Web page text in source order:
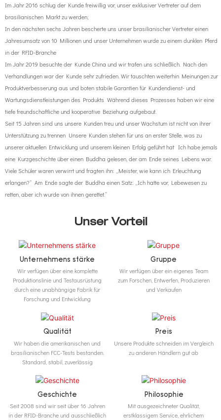
Im Jahr 2016 schlug der Kunde freiwillig vor, unser exklusiver Vertreter auf dem
brasilianischen Markt zu werden;
In den nächsten sechs Jahren bescherte uns unser brasilianischer Vertreter einen
Jahresumsatz von 10 Millionen und unser Unternehmen wurde zu einem dunklen Pferd
in der RFID-Branche
Im Jahr 2019 besuchte der Kunde China und wir trafen uns schließlich. Nach den
Verhandlungen war der Kunde sehr zufrieden. Wir tauschten weiterhin Meinungen zur
Produktverbesserung aus und boten stabile Garantien für Kundendienst- und
Wartungsdienstleistungen des Produkts Während dieses Prozesses haben wir eine
tiefe freundschaftliche und kooperative Beziehung aufgebaut.
Seit 15 Jahren sind uns unsere Kunden treu und unser Wachstum ist nicht von ihrer
Unterstützung zu trennen Unsere Kunden stehen für uns an erster Stelle, was zu
unserer aktuellen Entwicklung und unserem kleinen Erfolg geführt hat Ich habe jemals
eine Kurzgeschichte über einen Buddha gelesen, der am Ende seines Lebens war.
Viele Schüler waren verwirrt und fragten ihn: „Meister, wie kann ich Erleuchtung
erlangen?“ Am Ende sagte der Buddha einen Satz: „Ich hatte vor, Lebewesen zu
retten, aber ich wurde von ihnen gerettet.“
Unser Vorteil
Unternehmens stärke
Wir verfügen über eine komplette
Produktionslinie und Testausrüstung
durch eine unabhängige Fabrik für
Forschung und Entwicklung
Gruppe
Wir verfügen über ein eigenes Team
zum Forschen, Entwerfen, Produzieren
und Verkaufen
Qualität
Wir haben die amerikanischen und
brasilianischen FCC-Tests bestanden.
Standard, stabil, zuverlässig
Preis
Unsere Produkte schneiden im Vergleich
zu anderen Händlern gut ab
Geschichte
Seit 2008 sind wir seit über 16 Jahren
in der RFID-Branche und ausschließlich
Philosophie
Mit ausgezeichneter Qualität,
erstklassigem Service, ehrlichem